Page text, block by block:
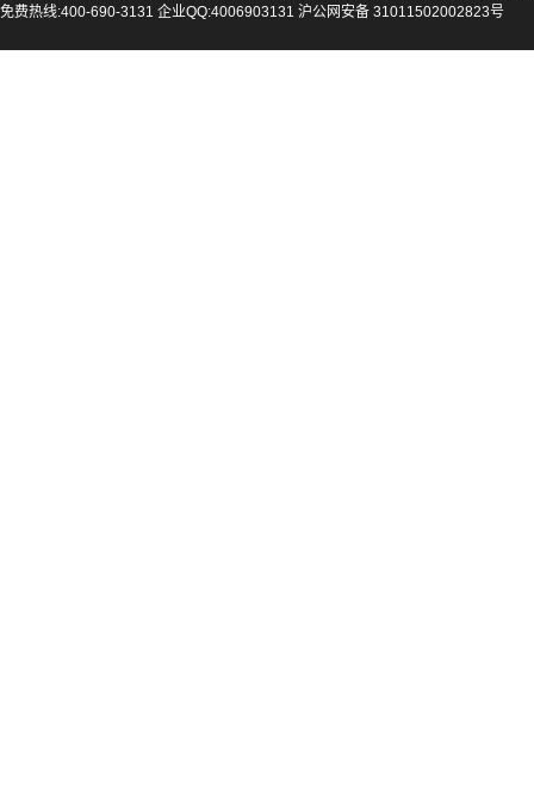
免费热线:400-690-3131 企业QQ:4006903131 沪公网安备 31011502002823号